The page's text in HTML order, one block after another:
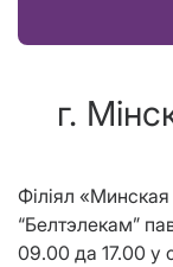
г.
Філіял
“Белтэлекам”
09.00 да 17.00 у